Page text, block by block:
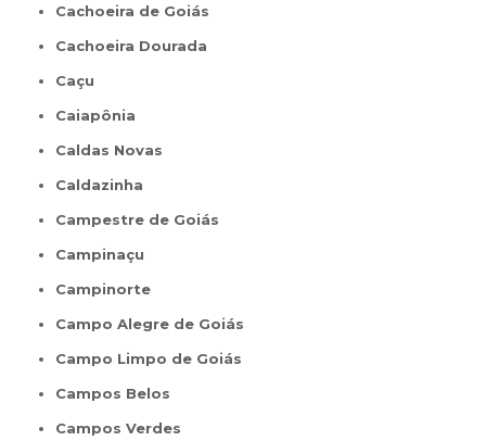
Cachoeira de Goiás
Cachoeira Dourada
Caçu
Caiapônia
Caldas Novas
Caldazinha
Campestre de Goiás
Campinaçu
Campinorte
Campo Alegre de Goiás
Campo Limpo de Goiás
Campos Belos
Campos Verdes